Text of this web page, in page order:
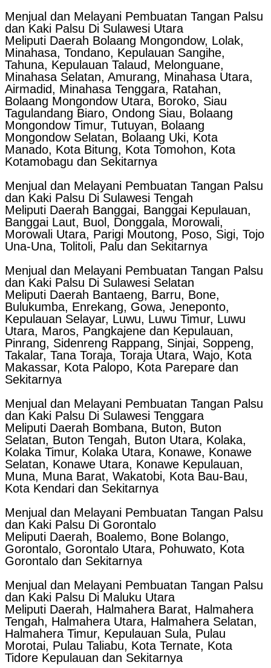
Menjual dan Melayani Pembuatan Tangan Palsu
dan Kaki Palsu Di Sulawesi Utara
Meliputi Daerah Bolaang Mongondow, Lolak,
Minahasa, Tondano, Kepulauan Sangihe,
Tahuna, Kepulauan Talaud, Melonguane,
Minahasa Selatan, Amurang, Minahasa Utara,
Airmadid, Minahasa Tenggara, Ratahan,
Bolaang Mongondow Utara, Boroko, Siau
Tagulandang Biaro, Ondong Siau, Bolaang
Mongondow Timur, Tutuyan, Bolaang
Mongondow Selatan, Bolaang Uki, Kota
Manado, Kota Bitung, Kota Tomohon, Kota
Kotamobagu dan Sekitarnya
Menjual dan Melayani Pembuatan Tangan Palsu
dan Kaki Palsu Di Sulawesi Tengah
Meliputi Daerah Banggai, Banggai Kepulauan,
Banggai Laut, Buol, Donggala, Morowali,
Morowali Utara, Parigi Moutong, Poso, Sigi, Tojo
Una-Una, Tolitoli, Palu dan Sekitarnya
Menjual dan Melayani Pembuatan Tangan Palsu
dan Kaki Palsu Di Sulawesi Selatan
Meliputi Daerah Bantaeng, Barru, Bone,
Bulukumba, Enrekang, Gowa, Jeneponto,
Kepulauan Selayar, Luwu, Luwu Timur, Luwu
Utara, Maros, Pangkajene dan Kepulauan,
Pinrang, Sidenreng Rappang, Sinjai, Soppeng,
Takalar, Tana Toraja, Toraja Utara, Wajo, Kota
Makassar, Kota Palopo, Kota Parepare dan
Sekitarnya
Menjual dan Melayani Pembuatan Tangan Palsu
dan Kaki Palsu Di Sulawesi Tenggara
Meliputi Daerah Bombana, Buton, Buton
Selatan, Buton Tengah, Buton Utara, Kolaka,
Kolaka Timur, Kolaka Utara, Konawe, Konawe
Selatan, Konawe Utara, Konawe Kepulauan,
Muna, Muna Barat, Wakatobi, Kota Bau-Bau,
Kota Kendari dan Sekitarnya
Menjual dan Melayani Pembuatan Tangan Palsu
dan Kaki Palsu Di Gorontalo
Meliputi Daerah, Boalemo, Bone Bolango,
Gorontalo, Gorontalo Utara, Pohuwato, Kota
Gorontalo dan Sekitarnya
Menjual dan Melayani Pembuatan Tangan Palsu
dan Kaki Palsu Di Maluku Utara
Meliputi Daerah, Halmahera Barat, Halmahera
Tengah, Halmahera Utara, Halmahera Selatan,
Halmahera Timur, Kepulauan Sula, Pulau
Morotai, Pulau Taliabu, Kota Ternate, Kota
Tidore Kepulauan dan Sekitarnya